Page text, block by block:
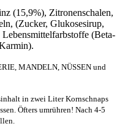
(15,9%), Zitronenschalen,
(Zucker, Glukosesirup,
(Beta-
MANDELN, NÜSSEN und
in zwei Liter Kornschnaps
Öfters umrühren! Nach 4-5